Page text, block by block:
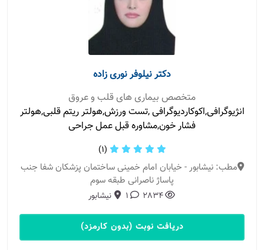
دکتر نیلوفر نوری زاده
متخصص بیماری های قلب و عروق
انژیوگرافی,اکوکاردیوگرافی ,تست ورزش,هولتر ریتم قلبی,هولتر
فشار خون,مشاوره قبل عمل جراحی
(1)
مطب: نیشابور - خیابان امام خمینی ساختمان پزشکان شفا جنب
پاساژ ناصرانی طبقه سوم
2834
1 نیشابور
دریافت نوبت (بدون کارمزد)